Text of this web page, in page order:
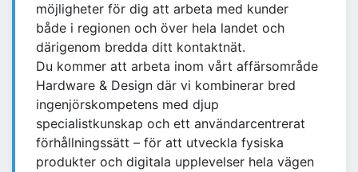
möjligheter för dig att arbeta med kunder
både i regionen och över hela landet och
därigenom bredda ditt kontaktnät.
Du kommer att arbeta inom vårt affärsområde
Hardware & Design där vi kombinerar bred
ingenjörskompetens med djup
specialistkunskap och ett användarcentrerat
förhållningssätt – för att utveckla fysiska
produkter och digitala upplevelser hela vägen